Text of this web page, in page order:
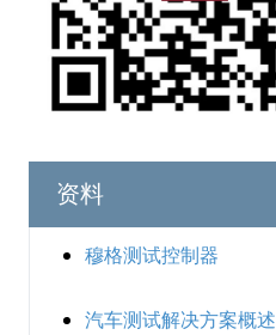
资料
穆格测试控制器
汽车测试解决方案概述